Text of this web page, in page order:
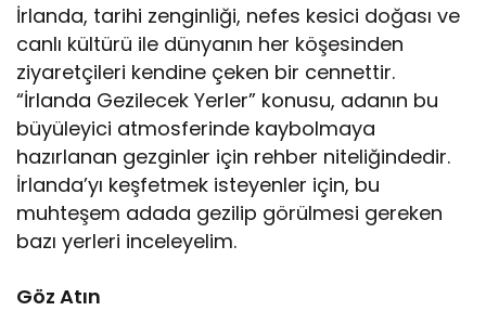
İrlanda, tarihi zenginliği, nefes kesici doğası ve
canlı kültürü ile dünyanın her köşesinden
ziyaretçileri kendine çeken bir cennettir.
“İrlanda Gezilecek Yerler” konusu, adanın bu
büyüleyici atmosferinde kaybolmaya
hazırlanan gezginler için rehber niteliğindedir.
İrlanda’yı keşfetmek isteyenler için, bu
muhteşem adada gezilip görülmesi gereken
bazı yerleri inceleyelim.
Göz Atın